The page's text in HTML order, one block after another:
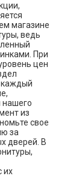
магазине
ведь
При
цен
каждый
нашего
из
свое
за
дверей. В
их